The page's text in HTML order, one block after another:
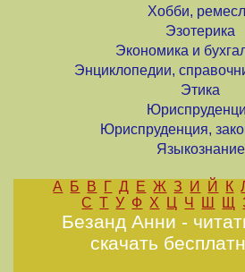
Хобби,
Эзотерика
Экономика и
Энциклопедии,
Этика
Юриспруденция,
Языкознание
А Б В Г Д Е Ж З И Й К
С Т У Ф Х Ц Ч Ш Щ
Безанд Анни -
скачать